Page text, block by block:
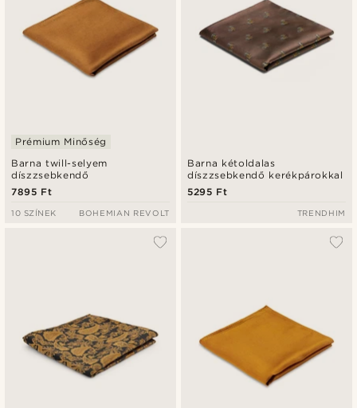
Barna twill-selyem
díszzsebkendő
Prémium Minőség
7895 Ft
10 SZÍNEK BOHEMIAN REVOLT
Barna kétoldalas
díszzsebkendő kerékpárokkal
5295 Ft
TRENDHIM